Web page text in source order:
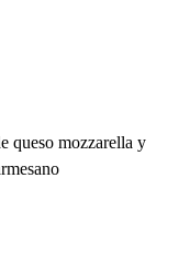
queso mozzarella y